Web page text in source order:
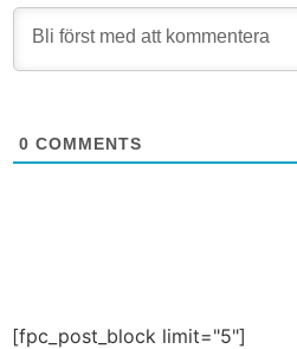
0 COMMENTS
[fpc_post_block limit="5"]